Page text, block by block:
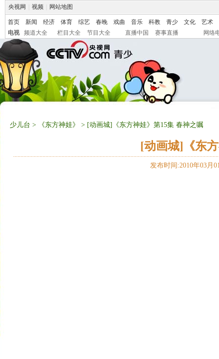
央视网 视频 网站地图
首页 新闻 经济 体育 综艺 春晚 戏曲 音乐 科教 青少 文化
艺术
电视
频道大全 栏目大全 节目大全 直播中国 赛事直播 网络
少儿台 > 《东方神娃》 > [动画城]《东方神娃》第15集 春神之嘱
[动画城]《东
发布时间:2010年03月